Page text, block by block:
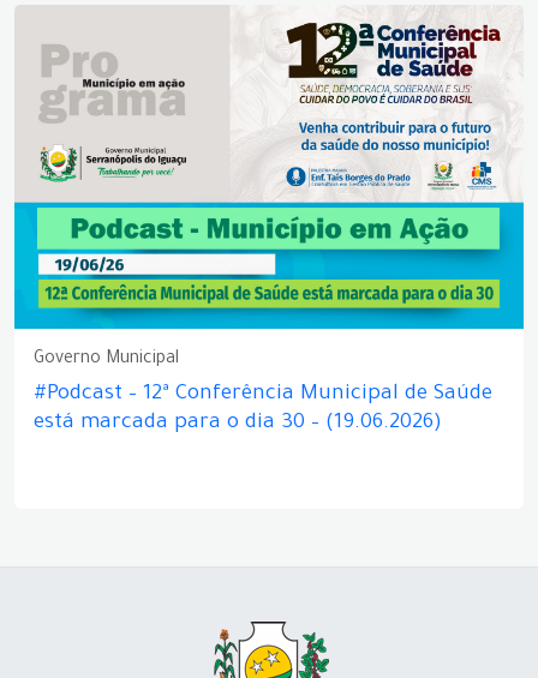
Governo Municipal
#Podcast – 12ª Conferência Municipal de Saúde
está marcada para o dia 30 – (19.06.2026)